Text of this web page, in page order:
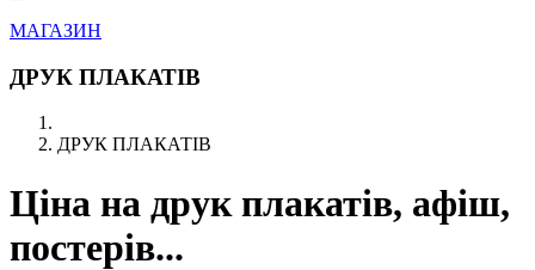
МАГАЗИН
ДРУК ПЛАКАТІВ
ДРУК ПЛАКАТІВ
Ціна на друк плакатів, афіш,
постерів...